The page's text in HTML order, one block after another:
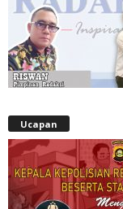
Ucapan